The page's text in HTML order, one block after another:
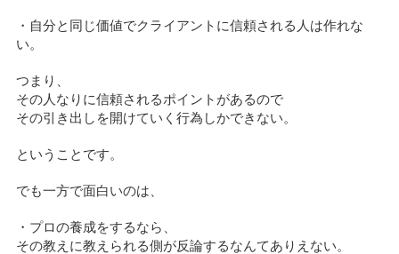
・自分と同じ価値でクライアントに信頼される人は作れな
い。
つまり、
その人なりに信頼されるポイントがあるので
その引き出しを開けていく行為しかできない。
ということです。
でも一方で面白いのは、
・プロの養成をするなら、
その教えに教えられる側が反論するなんてありえない。